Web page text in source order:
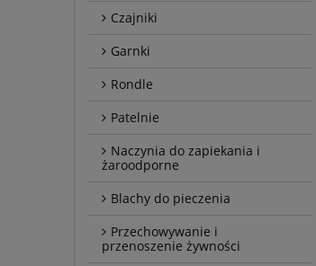
Czajniki
Garnki
Rondle
Patelnie
Naczynia do zapiekania i
żaroodporne
Blachy do pieczenia
Przechowywanie i
przenoszenie żywności